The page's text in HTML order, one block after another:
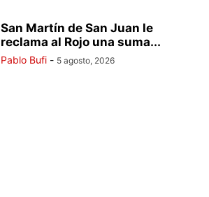
San Martín de San Juan le
reclama al Rojo una suma...
Pablo Bufi - 5 agosto, 2026